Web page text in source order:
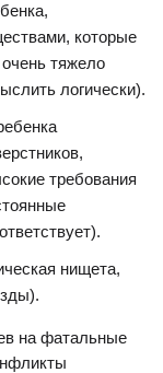
которые
тяжело
логически).
требования
нищета,
на фатальные